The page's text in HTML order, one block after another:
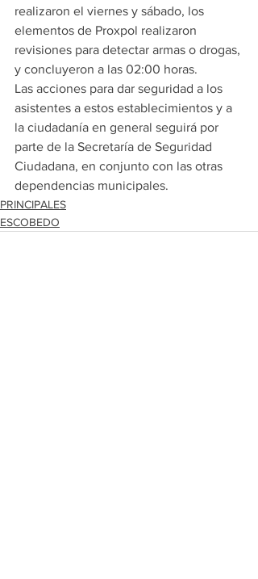
realizaron el viernes y sábado, los
elementos de Proxpol realizaron
revisiones para detectar armas o drogas,
y concluyeron a las 02:00 horas.
Las acciones para dar seguridad a los
asistentes a estos establecimientos y a
la ciudadanía en general seguirá por
parte de la Secretaría de Seguridad
Ciudadana, en conjunto con las otras
dependencias municipales.
PRINCIPALES
ESCOBEDO